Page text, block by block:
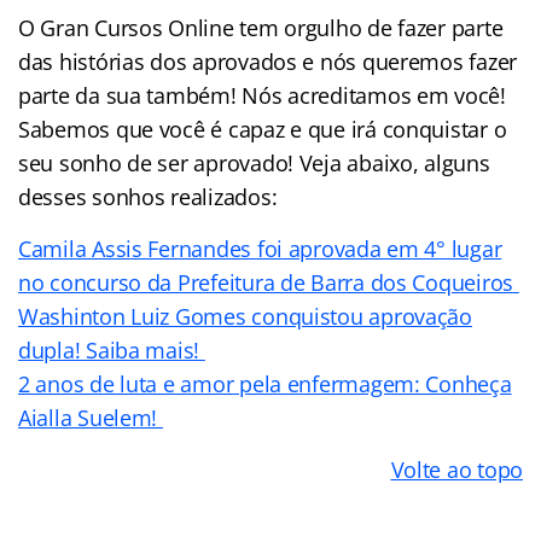
O Gran Cursos Online tem orgulho de fazer parte
das histórias dos aprovados e nós queremos fazer
parte da sua também! Nós acreditamos em você!
Sabemos que você é capaz e que irá conquistar o
seu sonho de ser aprovado! Veja abaixo, alguns
desses sonhos realizados:
Camila Assis Fernandes foi aprovada em 4° lugar
no concurso da Prefeitura de Barra dos Coqueiros
Washinton Luiz Gomes conquistou aprovação
dupla! Saiba mais!
2 anos de luta e amor pela enfermagem: Conheça
Aialla Suelem!
Volte ao topo